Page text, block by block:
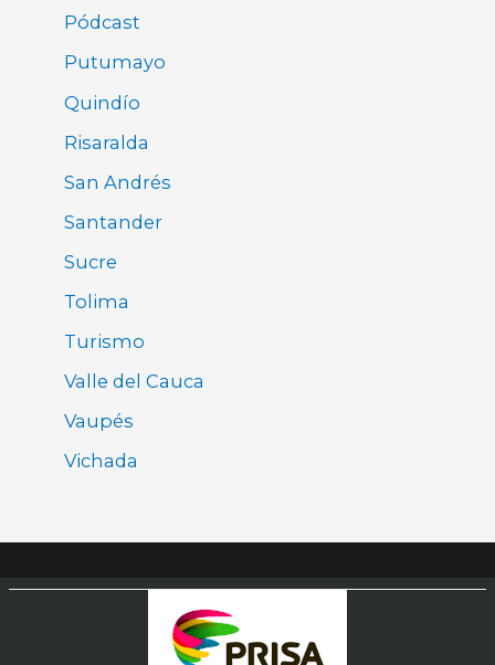
Pódcast
Putumayo
Quindío
Risaralda
San Andrés
Santander
Sucre
Tolima
Turismo
Valle del Cauca
Vaupés
Vichada